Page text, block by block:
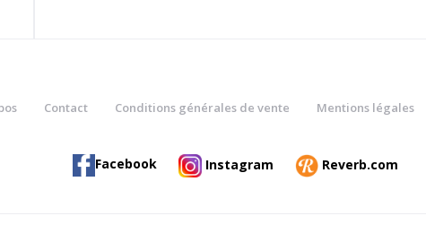
Contact Conditions générales de vente Mentions légales
Facebook Instagram Reverb.com